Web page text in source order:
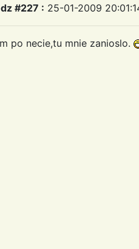
#227 : 25-01-2009
po necie,tu mnie zanioslo.